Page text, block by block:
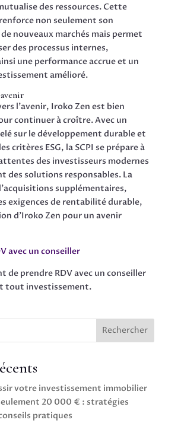
des ressources. Cette
non seulement son
nouveaux marchés mais permet
des processus internes,
une performance accrue et un
amélioré.
l’avenir, Iroko Zen est bien
continuer à croître. Avec un
sur le développement durable et
critères ESG, la SCPI se prépare à
des investisseurs modernes
des solutions responsables. La
supplémentaires,
exigences de rentabilité durable,
d’Iroko Zen pour un avenir
avec un conseiller
de prendre RDV avec un conseiller
tout investissement.
Rechercher
votre investissement immobilier
20 000 € : stratégies
pratiques